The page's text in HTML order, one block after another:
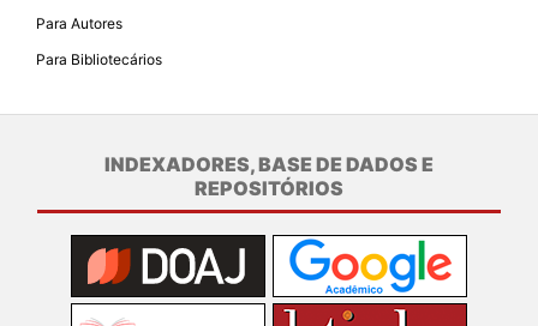
Para Autores
Para Bibliotecários
INDEXADORES, BASE DE DADOS E
REPOSITÓRIOS